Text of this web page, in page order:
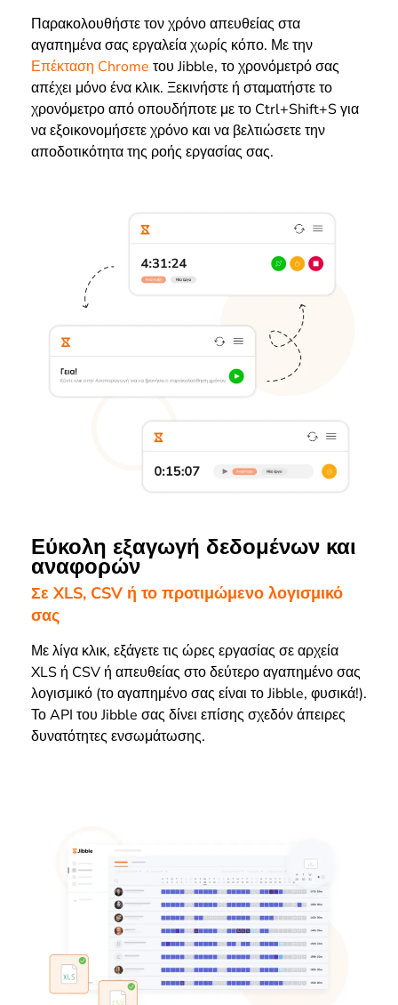
Παρακολουθήστε τον χρόνο απευθείας στα
αγαπημένα σας εργαλεία χωρίς κόπο. Με την
Επέκταση Chrome του Jibble, το χρονόμετρό σας
απέχει μόνο ένα κλικ. Ξεκινήστε ή σταματήστε το
χρονόμετρο από οπουδήποτε με το Ctrl+Shift+S για
να εξοικονομήσετε χρόνο και να βελτιώσετε την
αποδοτικότητα της ροής εργασίας σας.
Εύκολη εξαγωγή δεδομένων και
αναφορών
Σε XLS, CSV ή το προτιμώμενο λογισμικό
σας
Με λίγα κλικ, εξάγετε τις ώρες εργασίας σε αρχεία
XLS ή CSV ή απευθείας στο δεύτερο αγαπημένο σας
λογισμικό (το αγαπημένο σας είναι το Jibble, φυσικά!).
Το API του Jibble σας δίνει επίσης σχεδόν άπειρες
δυνατότητες ενσωμάτωσης.